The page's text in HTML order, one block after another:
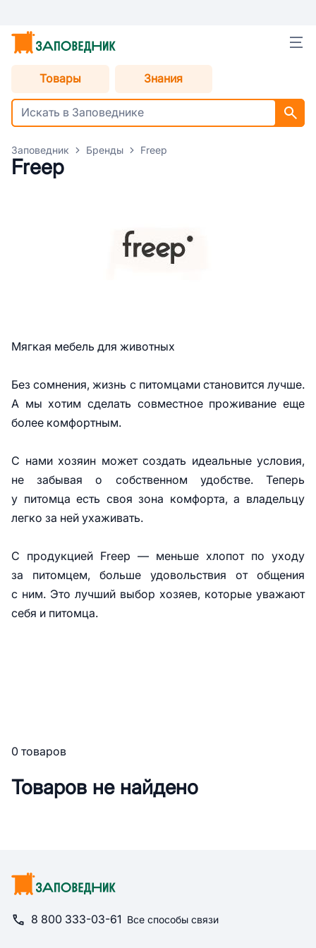
Товары Знания
Заповедник Бренды Freep
Freep
Мягкая мебель для животных
Без сомнения, жизнь с питомцами становится лучше.
А мы хотим сделать совместное проживание еще
более комфортным.
С нами хозяин может создать идеальные условия,
не забывая о собственном удобстве. Теперь
у питомца есть своя зона комфорта, а владельцу
легко за ней ухаживать.
С продукцией Freep — меньше хлопот по уходу
за питомцем, больше удовольствия от общения
с ним. Это лучший выбор хозяев, которые уважают
себя и питомца.
0 товаров
Товаров не найдено
8 800 333-03-61 Все способы связи